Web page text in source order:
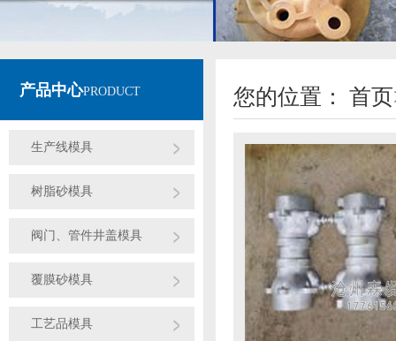
产品中心PRODUCT
生产线模具
树脂砂模具
阀门、管件井盖模具
覆膜砂模具
工艺品模具
您的位置： 首页